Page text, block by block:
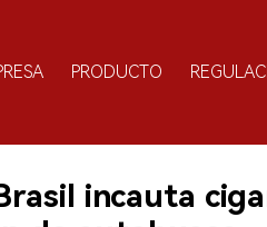
PRODUCTO
incauta